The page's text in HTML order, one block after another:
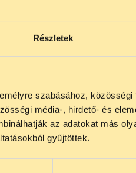
Részletek
szabásához,
média-, hirdető- és
az adatokat más
gyűjtöttek.
SZÜNET!
hogy
telefonos
. Az első telefonos
jogsegely@tasz.hu